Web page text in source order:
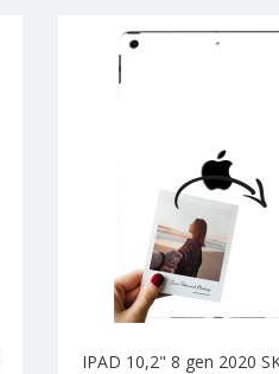
IPAD 10,2" 8 gen 2020